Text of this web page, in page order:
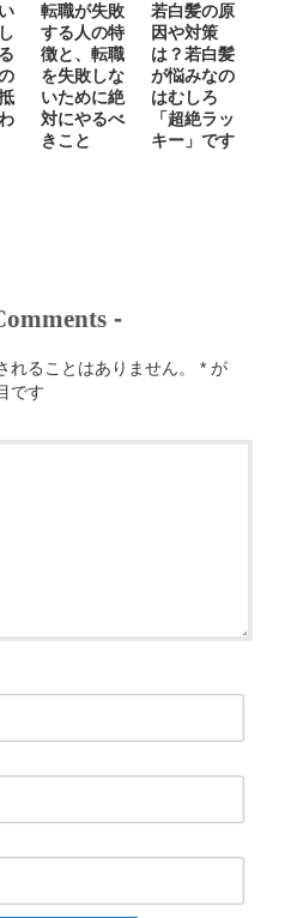
転職が失敗
する人の特
徴と、転職
を失敗しな
いために絶
対にやるべ
きこと
若白髪の原
因や対策
は？若白髪
が悩みなの
はむしろ
「超絶ラッ
キー」です
-
れることはありません。 * が
です